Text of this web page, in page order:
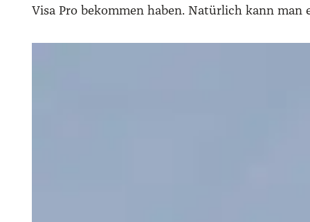
Visa Pro bekom­men haben. Natür­lich kann man